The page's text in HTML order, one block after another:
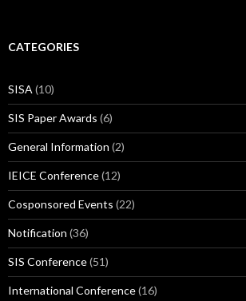
CATEGORIES
SISA (10)
SIS Paper Awards (6)
General Information (2)
IEICE Conference(12)
Cosponsored Events (22)
Notification (36)
SIS Conference(51)
International Conference(16)